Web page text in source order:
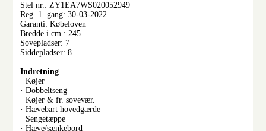
Stel nr.: ZY1EA7WS020052949
Reg. 1. gang: 30-03-2022
Garanti: Købeloven
Bredde i cm.: 245
Sovepladser: 7
Siddepladser: 8
Indretning
· Køjer
· Dobbeltseng
· Køjer & fr. sovevær.
· Hævebart hovedgærde
· Sengetæppe
· Hæve/sænkebord